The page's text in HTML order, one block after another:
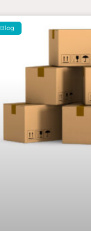
Blog